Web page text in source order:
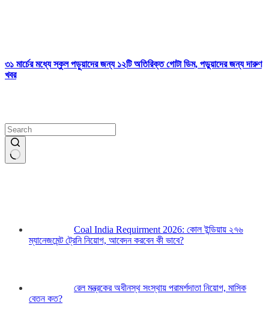
৩১ মার্চের মধ্যে স্কুল পড়ুয়াদের জন্য ১২টি অতিরিক্ত গোটা ডিম, পড়ুয়াদের জন্য দারুণ
খবর
Coal India Requirment 2026: কোল ইন্ডিয়ায় ২৭৬
ম্যানেজমেন্ট ট্রেনি নিয়োগ, আবেদন করবেন কী ভাবে?
রেল মন্ত্রকের অধীনস্থ সংস্থায় পরামর্শদাতা নিয়োগ, মাসিক
বেতন কত?